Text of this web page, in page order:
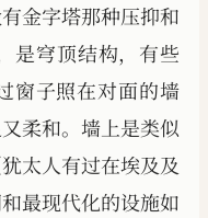
金字塔那种压抑和
是穹顶结构，有些
窗子照在对面的墙
柔和。墙上是类似
太人有过在埃及及
最现代化的设施如